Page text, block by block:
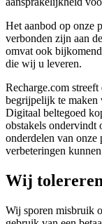
Het aanbod op onze
verbonden zijn aan
omvat ook
die wij u leveren.
Recharge.com
begrijpelijk te maken
Digitaal beltegoed
obstakels ondervindt
onderdelen van onze
verbeteringen
Wij
Wij sporen misbruik